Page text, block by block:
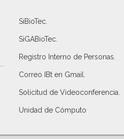
SiBioTec
SiGABioTec.
Registro Interno de Personas
Correo IBt en Gmail
Solicitud de Videoconferencia.
Unidad de Cómputo